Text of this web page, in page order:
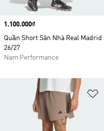
Price
1.100.000₫
Quần Short Sân Nhà Real Madrid
26/27
Nam Performance